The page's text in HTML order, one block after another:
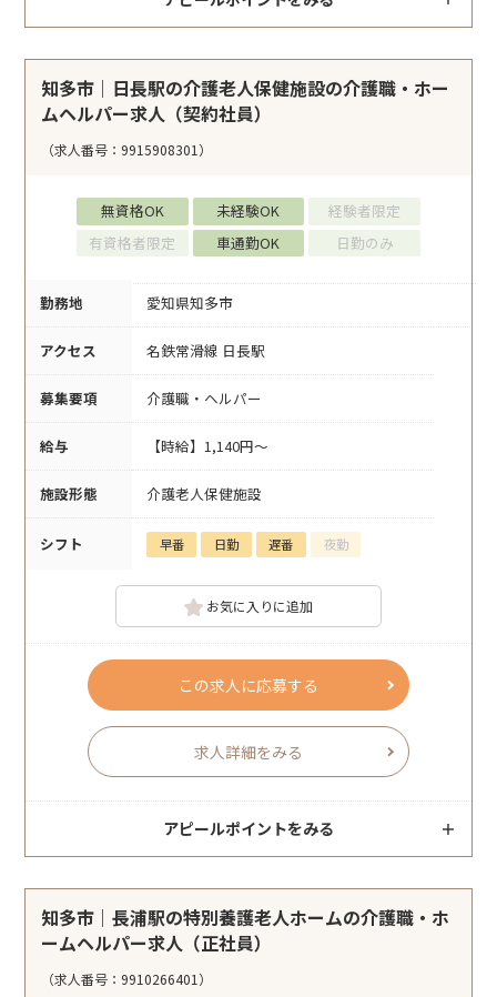
知多市｜日長駅の介護老人保健施設の介護職・ホー
ムヘルパー求人（契約社員）
（求人番号：9915908301）
無資格OK 未経験OK
経験者限定
有資格者限定
車通勤OK 日勤のみ
勤務地 愛知県知多市
アクセス 名鉄常滑線 日長駅
募集要項 介護職・ヘルパー
給与 【時給】1,140円～
施設形態 介護老人保健施設
シフト 早番 日勤 遅番 夜勤
お気に入りに追加
この求人に応募する
求人詳細をみる
アピールポイントをみる
知多市｜長浦駅の特別養護老人ホームの介護職・ホ
ームヘルパー求人（正社員）
（求人番号：9910266401）